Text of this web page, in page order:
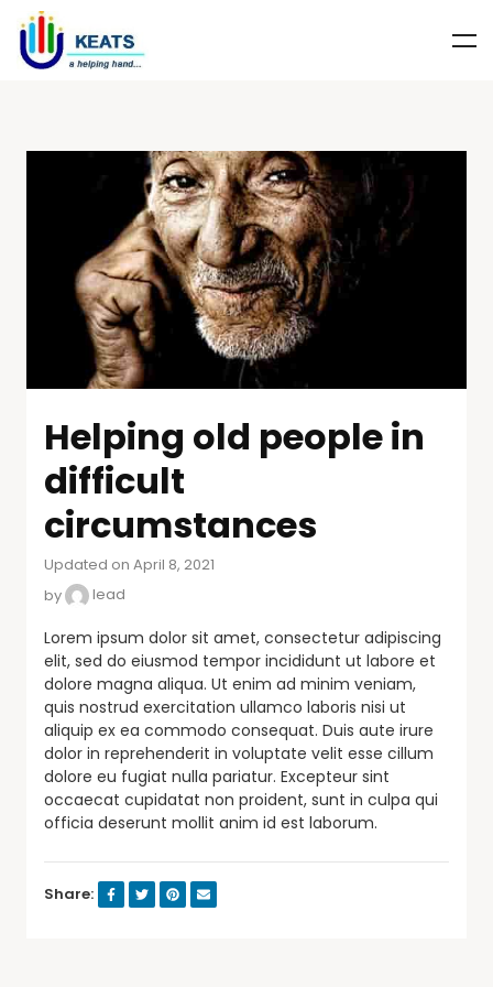
Helping old people in
difficult
circumstances
Updated on April 8, 2021
by
lead
Lorem ipsum dolor sit amet, consectetur adipiscing
elit, sed do eiusmod tempor incididunt ut labore et
dolore magna aliqua. Ut enim ad minim veniam,
quis nostrud exercitation ullamco laboris nisi ut
aliquip ex ea commodo consequat. Duis aute irure
dolor in reprehenderit in voluptate velit esse cillum
dolore eu fugiat nulla pariatur. Excepteur sint
occaecat cupidatat non proident, sunt in culpa qui
officia deserunt mollit anim id est laborum.
Share: